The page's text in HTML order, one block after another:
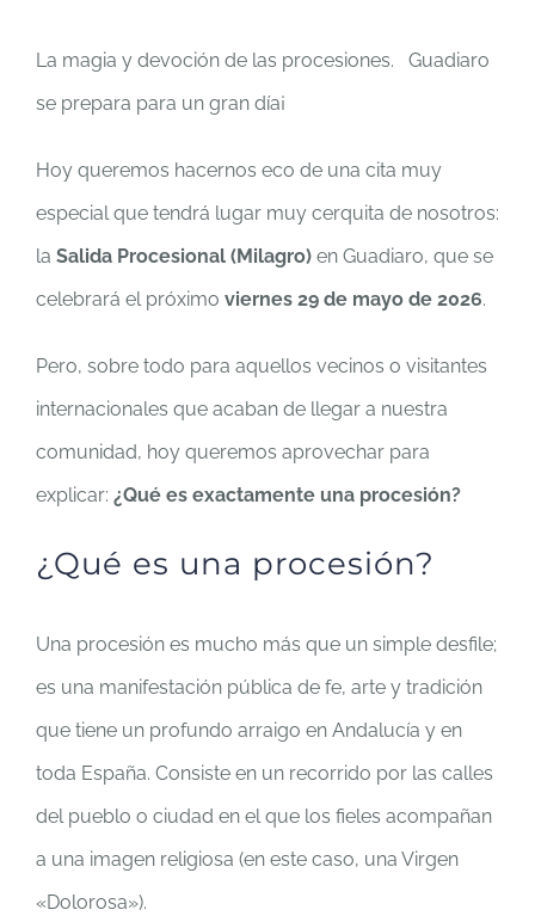
La magia y devoción de las procesiones. Guadiaro
se prepara para un gran día¡
Hoy queremos hacernos eco de una cita muy
especial que tendrá lugar muy cerquita de nosotros:
la Salida Procesional (Milagro) en Guadiaro, que se
celebrará el próximo viernes 29 de mayo de 2026.
Pero, sobre todo para aquellos vecinos o visitantes
internacionales que acaban de llegar a nuestra
comunidad, hoy queremos aprovechar para
explicar: ¿Qué es exactamente una procesión?
¿Qué es una procesión?
Una procesión es mucho más que un simple desfile;
es una manifestación pública de fe, arte y tradición
que tiene un profundo arraigo en Andalucía y en
toda España. Consiste en un recorrido por las calles
del pueblo o ciudad en el que los fieles acompañan
a una imagen religiosa (en este caso, una Virgen
«Dolorosa»).